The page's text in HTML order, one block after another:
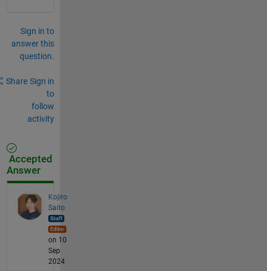
Sign in to
answer this
question.
Share Sign in
to
follow
activity
Accepted
Answer
Kojiro
Saito
on 10
Sep
2024